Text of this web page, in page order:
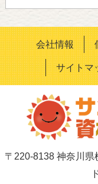
会社情報
サイトマ
〒220-8138 神奈川